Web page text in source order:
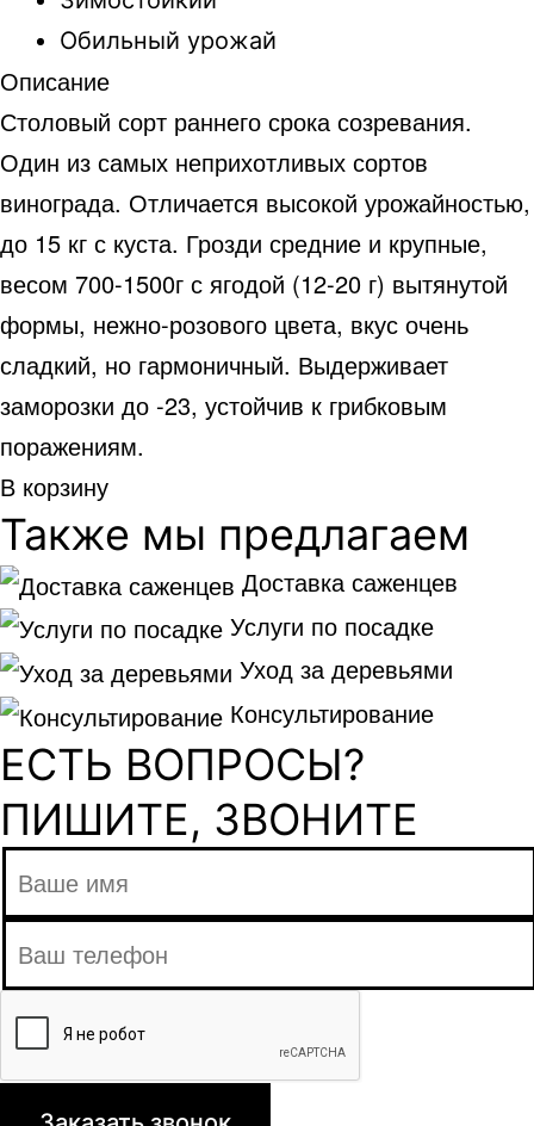
Обильный урожай
Описание
Столовый сорт раннего срока созревания.
Один из самых неприхотливых сортов
винограда. Отличается высокой урожайностью,
до 15 кг с куста. Грозди средние и крупные,
весом 700-1500г с ягодой (12-20 г) вытянутой
формы, нежно-розового цвета, вкус очень
сладкий, но гармоничный. Выдерживает
заморозки до -23, устойчив к грибковым
поражениям.
В корзину
Также мы предлагаем
Доставка саженцев
Услуги по посадке
Уход за деревьями
Консультирование
ЕСТЬ ВОПРОСЫ?
ПИШИТЕ, ЗВОНИТЕ